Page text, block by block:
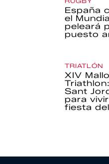
España
el
peleará
puesto
TRIATLÓN
XIV
Sant
para
fiesta